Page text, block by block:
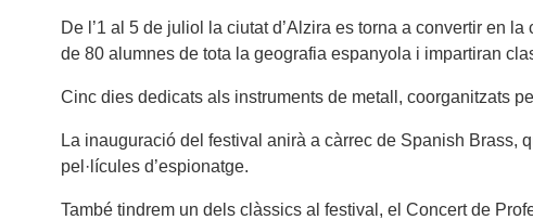
De l’1 al 5 de juliol la ciutat d’Alzira es torna a convertir en
de 80 alumnes de tota la geografia espanyola i impartiran
Cinc dies dedicats als instruments de metall, coorganitzats
La inauguració del festival anirà a càrrec de Spanish Brass,
pel·lícules d’espionatge.
També tindrem un dels clàssics al festival, el Concert de